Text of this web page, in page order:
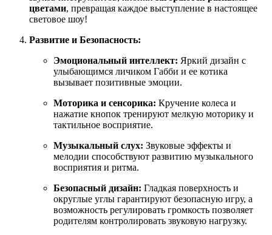
цветами, превращая каждое выступление в настоящее
световое шоу!
Развитие и Безопасность:
Эмоциональный интеллект: Яркий дизайн с
улыбающимся личиком Габби и ее котика
вызывает позитивные эмоции.
Моторика и сенсорика: Кручение колеса и
нажатие кнопок тренируют мелкую моторику и
тактильное восприятие.
Музыкальный слух: Звуковые эффекты и
мелодии способствуют развитию музыкального
восприятия и ритма.
Безопасный дизайн: Гладкая поверхность и
округлые углы гарантируют безопасную игру, а
возможность регулировать громкость позволяет
родителям контролировать звуковую нагрузку.